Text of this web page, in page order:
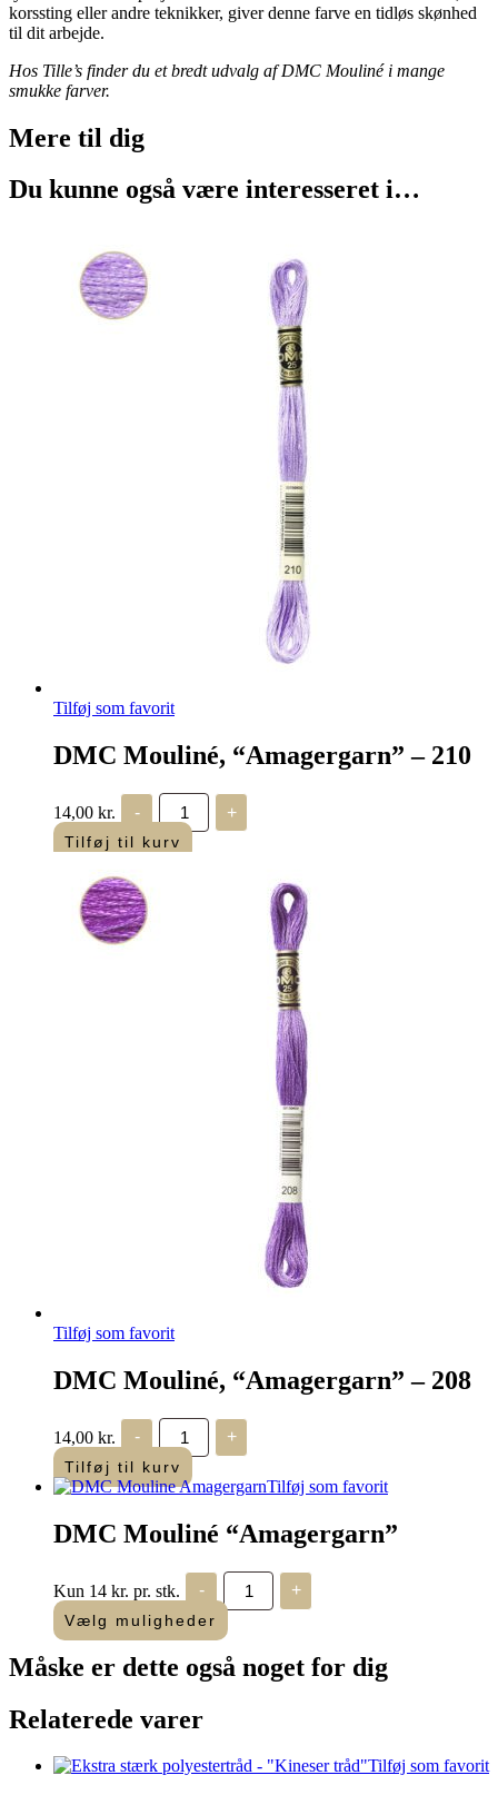
korssting eller andre teknikker, giver denne farve en tidløs skønhed
til dit arbejde.
Hos Tille’s finder du et bredt udvalg af DMC Mouliné i mange
smukke farver.
Mere til dig
Du kunne også være interesseret i…
Tilføj som favorit
DMC Mouliné, “Amagergarn” – 210
14,00 kr. -
DMC
Mouliné,
“Amagergarn”
–
+
Tilføj til kurv
Tilføj som favorit
DMC Mouliné, “Amagergarn” – 208
14,00 kr. -
DMC
Mouliné,
“Amagergarn”
–
208
+
Tilføj til kurv
Tilføj som favorit
DMC Mouliné “Amagergarn”
Kun 14 kr. pr. stk. -
DMC
Mouliné
"Amagergarn"
antal
+
Vælg muligheder
Måske er dette også noget for dig
Relaterede varer
Tilføj som favorit